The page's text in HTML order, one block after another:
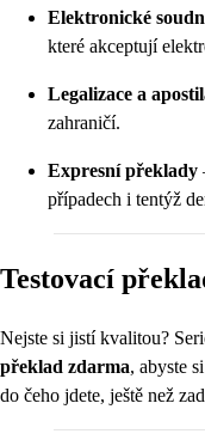
Elektronické
které akceptují
Legalizace a
zahraničí.
Expresní překlady
případech i tentýž
Testovací
Nejste si jistí kvalitou?
překlad zdarma, abyste
do čeho jdete, ještě než